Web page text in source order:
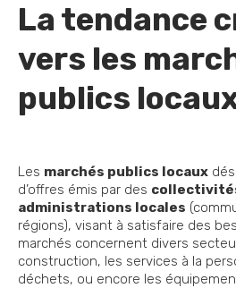
La tendance
vers les
publics
Les marchés publics locaux
d’offres émis par des
administrations locales
régions), visant à satisfaire des
marchés concernent divers
construction, les services à la
déchets, ou encore les